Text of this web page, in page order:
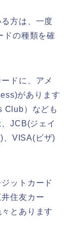
方は、一度
ドの種類を確
ドに、アメ
があります
Club）なども
JCB(ジェイ
、VISA(ビザ)
ットカード
住友カー
とあります